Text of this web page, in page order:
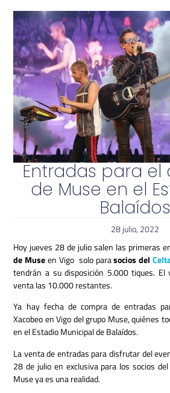
Entradas para
de Muse en el
Balaídos
28 julio, 2022
Hoy jueves 28 de julio salen las primeras
de Museen Vigo solo parasocios del
tendrán a su disposición 5.000 tiques.
venta las 10.000 restantes.
Ya hay fecha de compra de entradas
Xacobeo en Vigo del grupo Muse, quiénes
en el Estadio Municipal de Balaídos.
La venta de entradas para disfrutar del
28 de julio en exclusiva para los socios
Muse ya es una realidad.